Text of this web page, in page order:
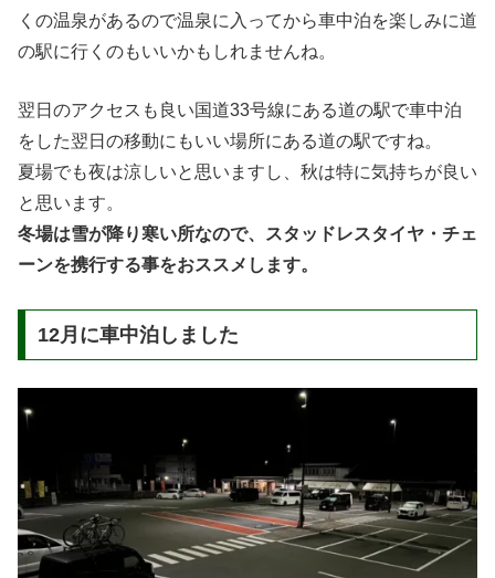
くの温泉があるので温泉に入ってから車中泊を楽しみに道
の駅に行くのもいいかもしれませんね。
翌日のアクセスも良い国道33号線にある道の駅で車中泊
をした翌日の移動にもいい場所にある道の駅ですね。
夏場でも夜は涼しいと思いますし、秋は特に気持ちが良い
と思います。
冬場は雪が降り寒い所なので、スタッドレスタイヤ・チェ
ーンを携行する事をおススメします。
12月に車中泊しました